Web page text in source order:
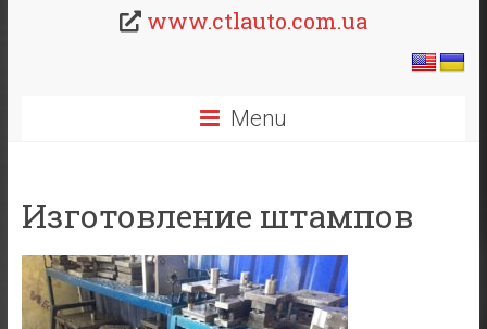
www.ctlauto.com.ua
Menu
Изготовление штампов